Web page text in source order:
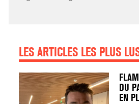
LES ARTICLES LES PLUS
DU
EN